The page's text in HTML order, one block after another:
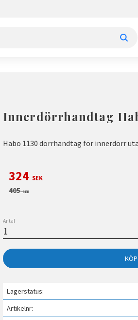
Innerdörrhandtag
Habo 1130 dörrhandtag för innerdörr
Nedsatt pris:
324 SEK
Ordinarie pris:
405SEK
Antal
KÖP
Lagerstatus
Artikelnr